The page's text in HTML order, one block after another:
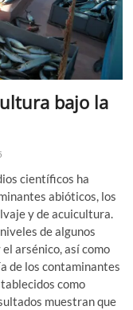
bajo la
científicos ha
abióticos, los
y de acuicultura.
de algunos
arsénico, así como
de los contaminantes
como
muestran que